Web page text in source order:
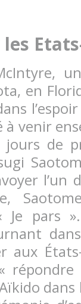
en
à venir
jours de
l’un
pars
aux